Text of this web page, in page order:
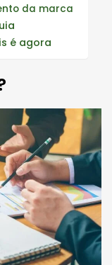
da marca
é agora